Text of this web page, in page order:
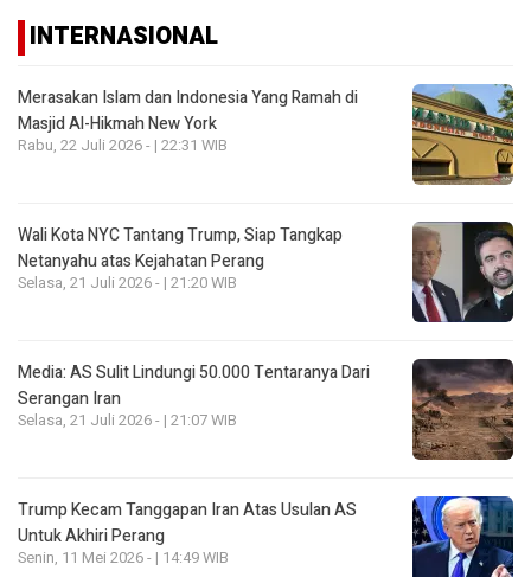
INTERNASIONAL
Merasakan Islam dan Indonesia Yang Ramah di
Masjid Al-Hikmah New York
Rabu, 22 Juli 2026 - | 22:31 WIB
Wali Kota NYC Tantang Trump, Siap Tangkap
Netanyahu atas Kejahatan Perang
Selasa, 21 Juli 2026 - | 21:20 WIB
Media: AS Sulit Lindungi 50.000 Tentaranya Dari
Serangan Iran
Selasa, 21 Juli 2026 - | 21:07 WIB
Trump Kecam Tanggapan Iran Atas Usulan AS
Untuk Akhiri Perang
Senin, 11 Mei 2026 - | 14:49 WIB